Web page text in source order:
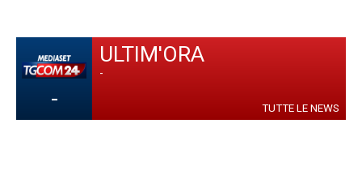
-
ULTIM'ORA
-
TUTTE LE NEWS